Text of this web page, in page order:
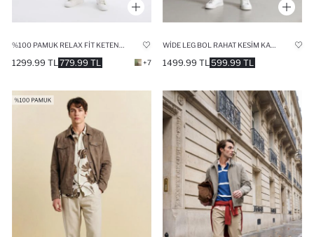
779.99 TL
1299.99 TL +7 599.99 TL
1499.99 TL